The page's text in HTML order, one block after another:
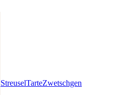
StreuselTarteZwetschgen